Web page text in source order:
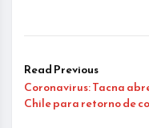
Read Previous
Coronavirus: Tacna
Chile para retorno de